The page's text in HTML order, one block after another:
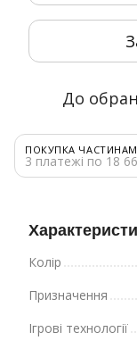
До
ПОКУПКА
3 платежі по 18
Колір
Призначення
Ігрові технології